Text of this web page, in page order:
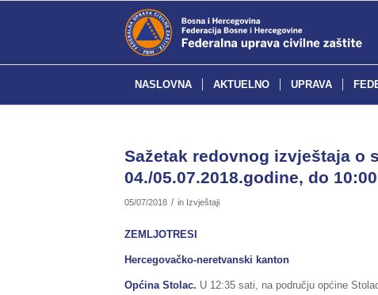
NASLOVNA AKTUELNO UPRAVA
Sažetak redovnog izvještaja o
04./05.07.2018.godine, do
05/07/2018 / in Izvještaji
ZEMLJOTRESI
Hercegovačko-neretvanski kanton
Općina Stolac. U 12:35 sati, na području općine